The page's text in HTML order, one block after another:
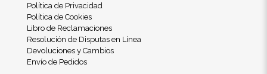
Política de Privacidad
Política de Cookies
Libro de Reclamaciones
Resolución de Disputas en Línea
Devoluciones y Cambios
Envío de Pedidos